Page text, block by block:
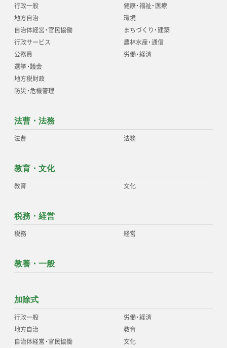
行政一般
地方自治
自治体経営・官民協働
行政サービス
公務員
選挙・議会
地方税財政
防災・危機管理
健康・福祉・医療
環境
まちづくり・建築
農林水産・通信
労働・経済
法曹・法務
法曹 法務
教育・文化
教育 文化
税務・経営
税務 経営
教養・一般
加除式
行政一般
地方自治
自治体経営・官民協働
労働・経済
教育
文化